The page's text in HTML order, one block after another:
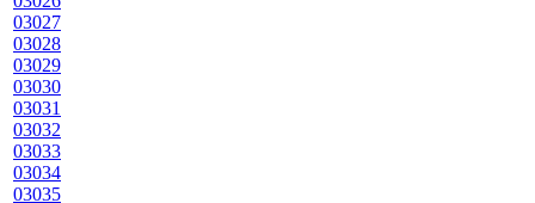
03027
03028
03029
03030
03031
03032
03033
03034
03035